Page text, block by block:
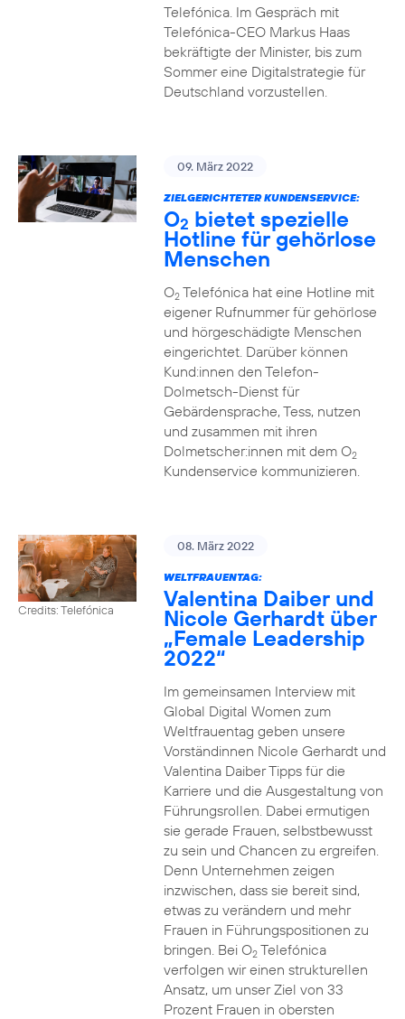
Telefónica. Im Gespräch mit
Telefónica-CEO Markus Haas
bekräftigte der Minister, bis zum
Sommer eine Digitalstrategie für
Deutschland vorzustellen.
09. März 2022
ZIELGERICHTETER KUNDENSERVICE:
O2 bietet spezielle
Hotline für gehörlose
Menschen
O2Telefónica hat eine Hotline mit
eigener Rufnummer für gehörlose
und hörgeschädigte Menschen
eingerichtet. Darüber können
Kund:innen den Telefon-
Dolmetsch-Dienst für
Gebärdensprache, Tess, nutzen
und zusammen mit ihren
Dolmetscher:innen mit dem O2
Kundenservice kommunizieren.
Credits: Telefónica
08. März 2022
WELTFRAUENTAG:
Valentina Daiber und
Nicole Gerhardt über
„Female Leadership
2022“
Im gemeinsamen Interview mit
Global Digital Women zum
Weltfrauentag geben unsere
Vorständinnen Nicole Gerhardt und
Valentina Daiber Tipps für die
Karriere und die Ausgestaltung von
Führungsrollen. Dabei ermutigen
sie gerade Frauen, selbstbewusst
zu sein und Chancen zu ergreifen.
Denn Unternehmen zeigen
inzwischen, dass sie bereit sind,
etwas zu verändern und mehr
Frauen in Führungspositionen zu
bringen. Bei O2Telefónica
verfolgen wir einen strukturellen
Ansatz, um unser Ziel von 33
Prozent Frauen in obersten